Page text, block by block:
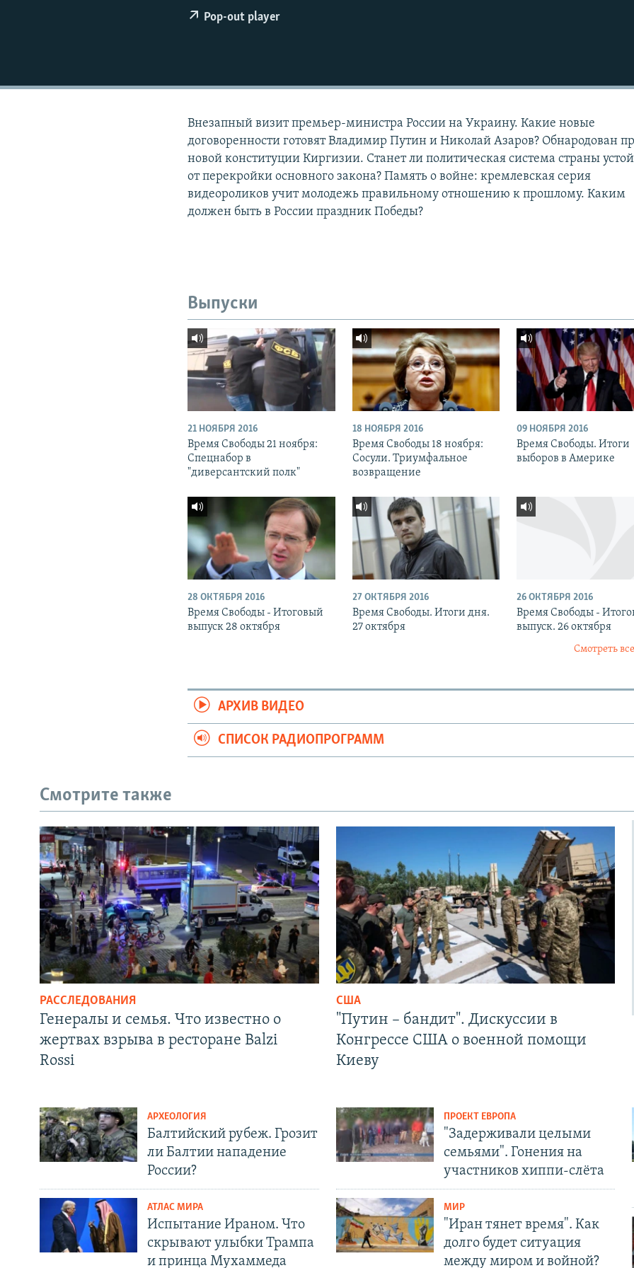
Pop-out player
Внезапный визит премьер-министра России на Украину. Какие новые
договоренности готовят Владимир Путин и Николай Азаров? Обнародован
новой конституции Киргизии. Станет ли политическая система страны
от перекройки основного закона? Память о войне: кремлевская серия
видеороликов учит молодежь правильному отношению к прошлому. Каким
должен быть в России праздник Победы?
Выпуски
21 НОЯБРЯ 2016
Время Свободы 21 ноября:
Спецнабор в
"диверсантский полк"
18 НОЯБРЯ 2016
Время Свободы 18 ноября:
Сосули. Триумфальное
возвращение
09 НОЯБРЯ 2016
Время Свободы. Итоги
выборов в Америке
28 ОКТЯБРЯ 2016
Время Свободы - Итоговый
выпуск 28 октября
27 ОКТЯБРЯ 2016
Время Свободы. Итоги дня.
27 октября
26 ОКТЯБРЯ 2016
Время Свободы -
выпуск. 26 октября
Смотреть
АРХИВ ВИДЕО
СПИСОК РАДИОПРОГРАММ
Смотрите также
РАССЛЕДОВАНИЯ
Генералы и семья. Что известно о
жертвах взрыва в ресторане Balzi
Rossi
США
"Путин – бандит". Дискуссии в
Конгрессе США о военной помощи
Киеву
АРХЕОЛОГИЯ
Балтийский рубеж. Грозит
ли Балтии нападение
России?
АТЛАС МИРА
Испытание Ираном. Что
скрывают улыбки Трампа
и принца Мухаммеда
ПРОЕКТ ЕВРОПА
"Задерживали целыми
семьями". Гонения на
участников хиппи-слёта
МИР
"Иран тянет время". Как
долго будет ситуация
между миром и войной?